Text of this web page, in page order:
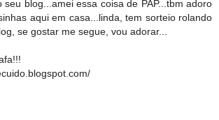
seu blog...amei essa coisa de PAP...tbm adoro
aqui em casa...linda, tem sorteio rolando
se gostar me segue, vou adorar...